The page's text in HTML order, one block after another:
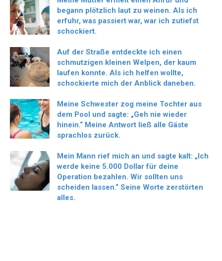
begann plötzlich laut zu weinen. Als ich
erfuhr, was passiert war, war ich zutiefst
schockiert.
Auf der Straße entdeckte ich einen
schmutzigen kleinen Welpen, der kaum
laufen konnte. Als ich helfen wollte,
schockierte mich der Anblick daneben.
Meine Schwester zog meine Tochter aus
dem Pool und sagte: „Geh nie wieder
hinein.“ Meine Antwort ließ alle Gäste
sprachlos zurück.
Mein Mann rief mich an und sagte kalt: „Ich
werde keine 5.000 Dollar für deine
Operation bezahlen. Wir sollten uns
scheiden lassen.“ Seine Worte zerstörten
alles.